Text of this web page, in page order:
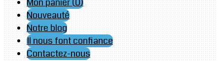
Mon panier (0)
Nouveauté
Notre blog
Il nous font confiance
Contactez-nous